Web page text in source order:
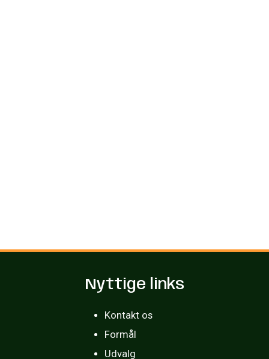
Nyttige links
Kontakt os
Formål
Udvalg